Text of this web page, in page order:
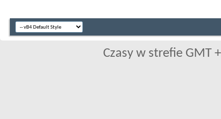
Czasy w strefie GMT